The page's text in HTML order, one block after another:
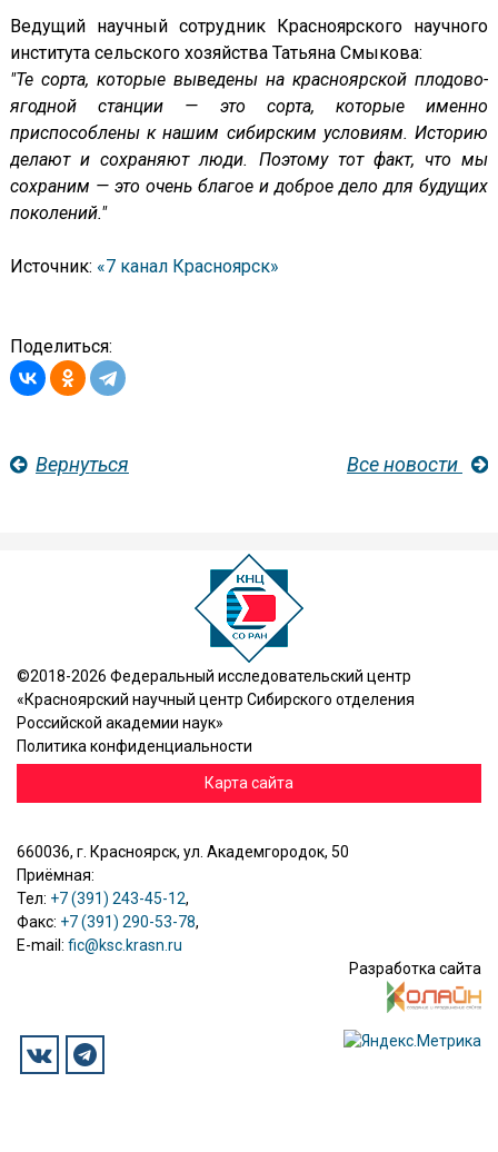
Ведущий научный сотрудник Красноярского научного
института сельского хозяйства Татьяна Смыкова:
"Те сорта, которые выведены на красноярской плодово-
ягодной станции — это сорта, которые именно
приспособлены к нашим сибирским условиям. Историю
делают и сохраняют люди. Поэтому тот факт, что мы
сохраним — это очень благое и доброе дело для будущих
поколений."
Источник: «7 канал Красноярск»
Поделиться:
Вернуться Все новости
©2018-2026 Федеральный исследовательский центр
«Красноярский научный центр Сибирского отделения
Российской академии наук»
Политика конфиденциальности
Карта сайта
660036, г. Красноярск, ул. Академгородок, 50
Приёмная:
Тел: +7 (391) 243-45-12,
Факс: +7 (391) 290-53-78,
E-mail: fic@ksc.krasn.ru
Разработка сайта